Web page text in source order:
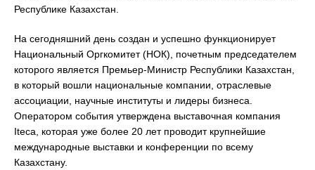
Республике Казахстан.
На сегодняшний день создан и успешно функционирует
Национальный Оргкомитет (НОК), почетным председателем
которого является Премьер-Министр Республики Казахстан,
в который вошли национальные компании, отраслевые
ассоциации, научные институты и лидеры бизнеса.
Оператором события утверждена выставочная компания
Iteca, которая уже более 20 лет проводит крупнейшие
международные выставки и конференции по всему
Казахстану.